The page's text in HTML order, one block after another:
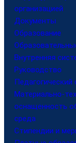
организацией
Документы
Образование
Внутренняя
Руководство
Педагогический
Материально-
оснащенность
среда
Стипендии и